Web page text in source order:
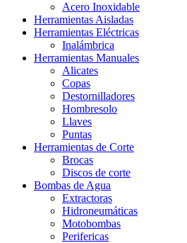
Acero Inoxidable
Herramientas Aisladas
Herramientas Eléctricas
Inalámbrica
Herramientas Manuales
Alicates
Copas
Destornilladores
Hombresolo
Llaves
Puntas
Herramientas de Corte
Brocas
Discos de corte
Bombas de Agua
Extractoras
Hidroneumáticas
Motobombas
Perifericas